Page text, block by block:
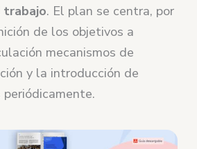
trabajo. El plan se centra, por
de los objetivos a
mecanismos de
y la introducción de